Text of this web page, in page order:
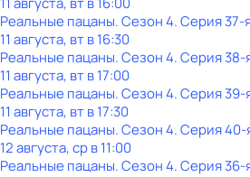
Реальные пацаны. Сезон 4. Серия 37-
11 августа, вт в 16:30
Реальные пацаны. Сезон 4. Серия 38-
11 августа, вт в 17:00
Реальные пацаны. Сезон 4. Серия 39-
11 августа, вт в 17:30
Реальные пацаны. Сезон 4. Серия 40-
12 августа, ср в 11:00
Реальные пацаны. Сезон 4. Серия 36-